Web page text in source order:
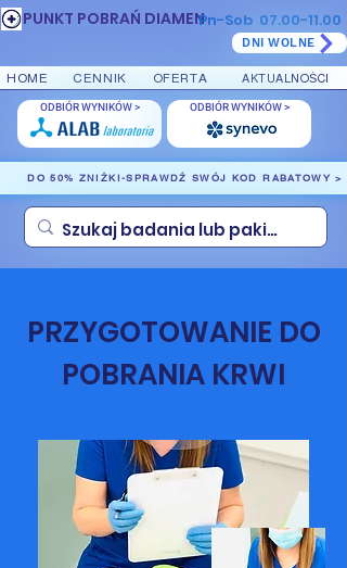
PUNKT POBRAŃ DIAMENPn-Sob 07.00-11.00
DNI WOLNE
HOME CENNIK OFERTA AKTUALNOŚCI
ODBIÓR WYNIKÓW > ODBIÓR WYNIKÓW >
DO 50% ZNIŻKI-SPRAWDŹ SWÓJ KOD RABATOWY >
PRZYGOTOWANIE DO
POBRANIA KRWI